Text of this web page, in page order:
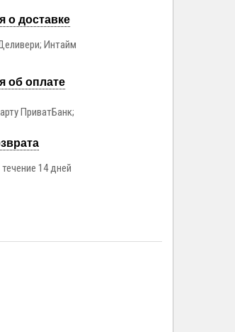
доставке
Интайм
об оплате
ПриватБанк;
14 дней